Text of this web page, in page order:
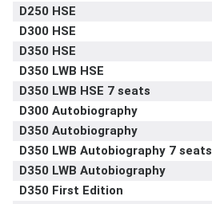
D250 HSE
D300 HSE
D350 HSE
D350 LWB HSE
D350 LWB HSE 7 seats
D300 Autobiography
D350 Autobiography
D350 LWB Autobiography 7 seats
D350 LWB Autobiography
D350 First Edition